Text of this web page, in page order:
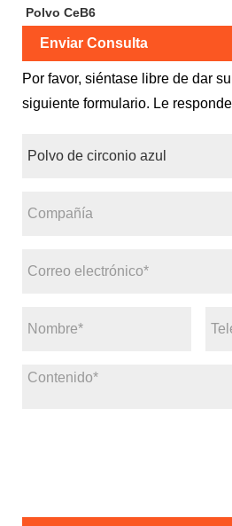
Polvo CeB6
Enviar Consulta
Por favor, siéntase libre de dar
siguiente formulario. Le